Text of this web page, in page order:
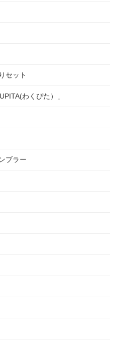
セット
わくぴた）」
ブラー